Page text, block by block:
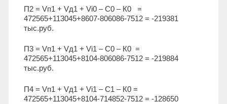
П2 = Vп1 + Vд1 + Vi0 – С0 – К0 =
472565+113045+8607-806086-7512 = -219381
тыс.руб.
П3 = Vп1 + Vд1 + Vi1 – С0 – К0 =
472565+113045+8104-806086-7512 = -219884
тыс.руб.
П4 = Vп1 + Vд1 + Vi1 – С1 – К0 =
472565+113045+8104-714852-7512 = -128650